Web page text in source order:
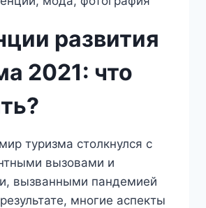
развития
2021: что
туризма столкнулся с
вызовами и
вызванными пандемией
многие аспекты